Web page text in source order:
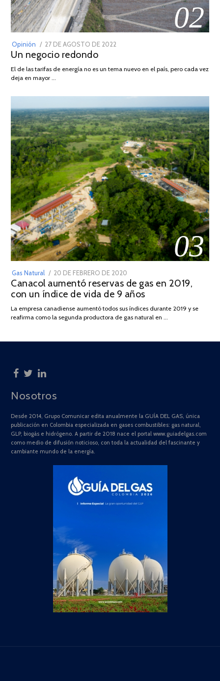
02
Opinión
POSTED
ON
27 DE AGOSTO DE 2022
DE
Un negocio redondo
El de las tarifas de energía no es un tema nuevo en el país, pero cada vez
deja en mayor …
03
Gas Natural
POSTED
ON
20 DE FEBRERO DE 2020
DE
JULIO
2025
Canacol aumentó reservas de gas en 2019,
con un índice de vida de 9 años
La empresa canadiense aumentó todos sus índices durante 2019 y se
reafirma como la segunda productora de gas natural en …
Nosotros
Desde 2014, Grupo Comunicar edita anualmente la GUÍA DEL GAS, única
publicación en Colombia especializada en gases combustibles: gas natural,
GLP, biogás e hidrógeno. A partir de 2018 nace el portal www.guiadelgas.com
como medio de difusión noticioso, con toda la actualidad del fascinante y
cambiante mundo de la energía.